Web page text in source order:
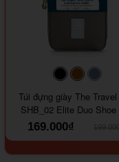
#000000#964B00
Túi đựng giày The
SHB_02 Elite Duo Shoe
169.000₫